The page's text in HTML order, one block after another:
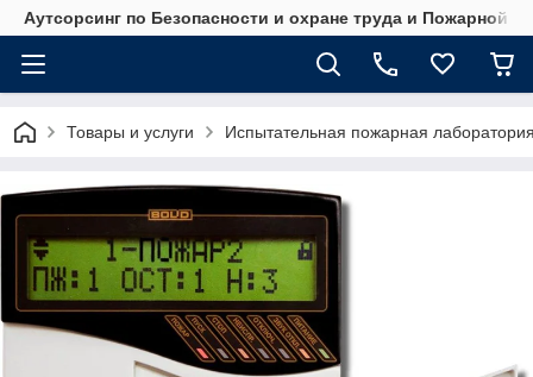
Аутсорсинг по Безопасности и охране труда и Пожарной
Товары и услуги Испытательная пожарная